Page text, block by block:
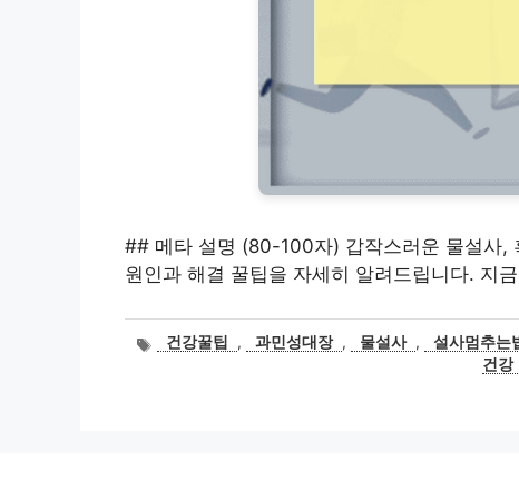
## 메타 설명 (80-100자) 갑작스러운 물설사,
원인과 해결 꿀팁을 자세히 알려드립니다. 지
태건강꿀팁 , 과민성대장 , 물설사 , 설사멈추는
건강